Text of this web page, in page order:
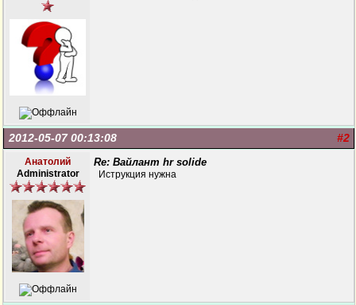
#2
2012-05-07 00:13:08
Анатолий
Administrator
Re: Вайлант hr solide
Иструкция нужна